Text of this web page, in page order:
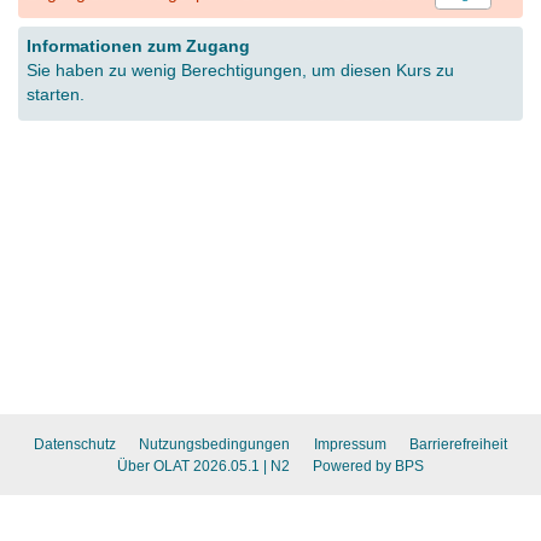
Informationen zum Zugang
Sie haben zu wenig Berechtigungen, um diesen Kurs zu
starten.
Datenschutz Nutzungsbedingungen Impressum
Barrierefreiheit
Über OLAT 2026.05.1
| N2 Powered by BPS